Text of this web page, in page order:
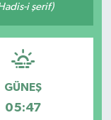
i şerif)
GÜNEŞ
05:47